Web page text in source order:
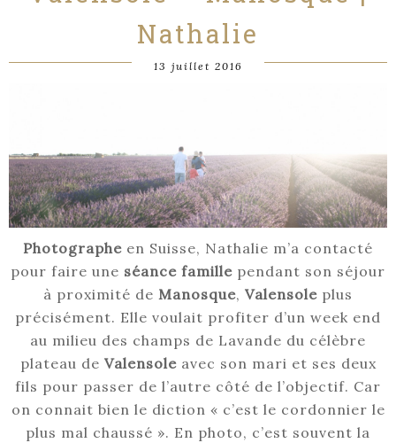
Nathalie
13 juillet 2016
Photographe en Suisse, Nathalie m’a contacté
pour faire une séance famille pendant son séjour
à proximité de Manosque, Valensole plus
précisément. Elle voulait profiter d’un week end
au milieu des champs de Lavande du célèbre
plateau de Valensoleavec son mari et ses deux
fils pour passer de l’autre côté de l’objectif. Car
on connait bien le diction « c’est le cordonnier le
plus mal chaussé ». En photo, c’est souvent la